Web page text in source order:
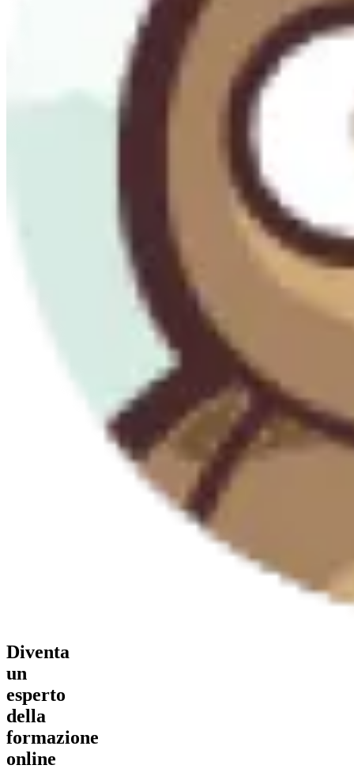
Diventa
un
esperto
della
formazione
online